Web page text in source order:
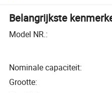
Belangrijkste
Model NR.:
Nominale capaciteit:
Grootte: